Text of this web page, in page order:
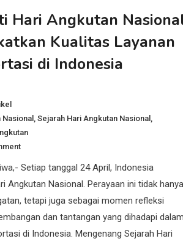
Hari Angkutan
Kualitas Layanan
di Indonesia
, Sejarah Hari Angkutan Nasional ,
Setiap tanggal 24 April, Indonesia
Angkutan Nasional. Perayaan ini tidak hanya
tetapi juga sebagai momen refleksi
dan tantangan yang dihadapi dalam
di Indonesia. Mengenang Sejarah Hari